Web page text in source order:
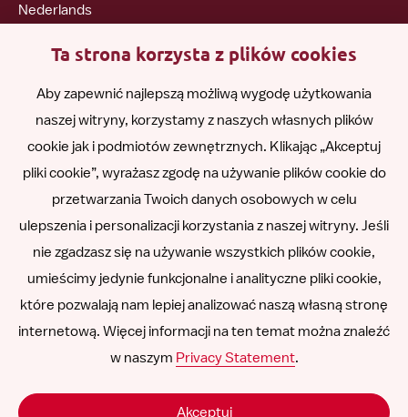
Nederlands
Română
Other languages
Follow
on
Follow
on
Follow
us
on
Follow
us
on
Follow
us
on
SNCU ©
Ta strona korzysta z plików cookies
Aby zapewnić najlepszą możliwą wygodę użytkowania
naszej witryny, korzystamy z naszych własnych plików
cookie jak i podmiotów zewnętrznych. Klikając „Akceptuj
pliki cookie”, wyrażasz zgodę na używanie plików cookie do
przetwarzania Twoich danych osobowych w celu
ulepszenia i personalizacji korzystania z naszej witryny. Jeśli
nie zgadzasz się na używanie wszystkich plików cookie,
umieścimy jedynie funkcjonalne i analityczne pliki cookie,
które pozwalają nam lepiej analizować naszą własną stronę
internetową. Więcej informacji na ten temat można znaleźć
w naszym Privacy Statement.
Akceptuj